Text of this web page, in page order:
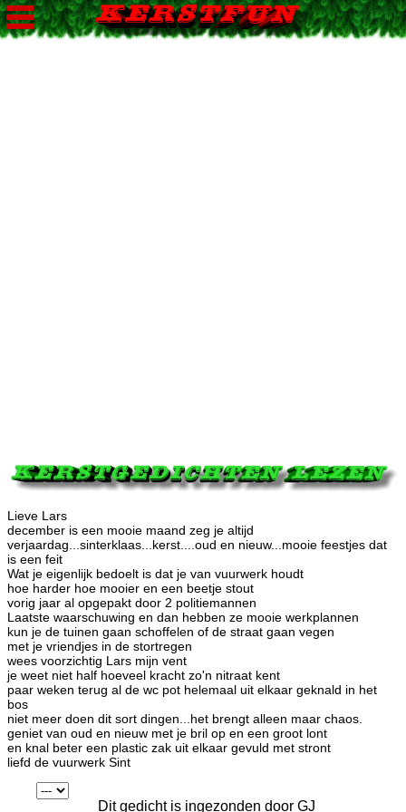
Lieve Lars
december is een mooie maand zeg je altijd
verjaardag...sinterklaas...kerst....oud en nieuw...mooie feestjes dat
is een feit
Wat je eigenlijk bedoelt is dat je van vuurwerk houdt
hoe harder hoe mooier en een beetje stout
vorig jaar al opgepakt door 2 politiemannen
Laatste waarschuwing en dan hebben ze mooie werkplannen
kun je de tuinen gaan schoffelen of de straat gaan vegen
met je vriendjes in de stortregen
wees voorzichtig Lars mijn vent
je weet niet half hoeveel kracht zo'n nitraat kent
paar weken terug al de wc pot helemaal uit elkaar geknald in het
bos
niet meer doen dit sort dingen...het brengt alleen maar chaos.
geniet van oud en nieuw met je bril op en een groot lont
en knal beter een plastic zak uit elkaar gevuld met stront
liefd de vuurwerk Sint
Dit gedicht is ingezonden door GJ